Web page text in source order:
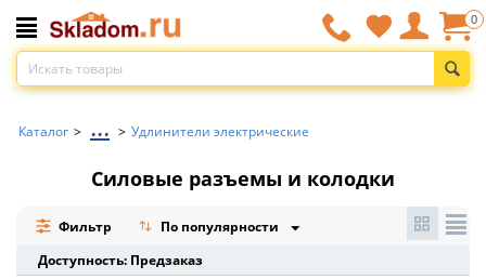
0
Каталог > ... > Удлинители электрические
Силовые разъемы и колодки
Фильтр
По популярности
Доступность: Предзаказ